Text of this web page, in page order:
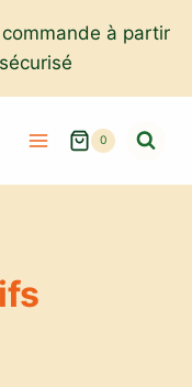
à partir
0